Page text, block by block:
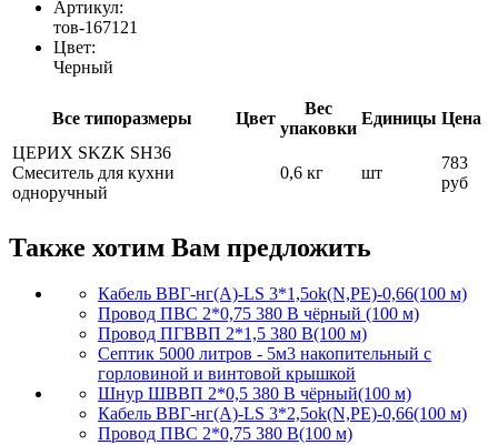
Артикул:
тов-167121
Цвет:
Черный
Все типоразмеры Цвет
Вес
упаковки
Единицы Цена
ЦЕРИХ SKZK SH36
Смеситель для кухни
одноручный
0,6 кг шт
783
руб
Также хотим Вам предложить
Кабель ВВГ-нг(А)-LS 3*1,5ok(N,PE)-0,66(100 м)
Провод ПВС 2*0,75 380 В чёрный (100 м)
Провод ПГВВП 2*1,5 380 В(100 м)
Септик 5000 литров - 5м3 накопительный с
горловиной и винтовой крышкой
Шнур ШВВП 2*0,5 380 В чёрный(100 м)
Кабель ВВГ-нг(А)-LS 3*2,5ok(N,PE)-0,66(100 м)
Провод ПВС 2*0,75 380 В(100 м)